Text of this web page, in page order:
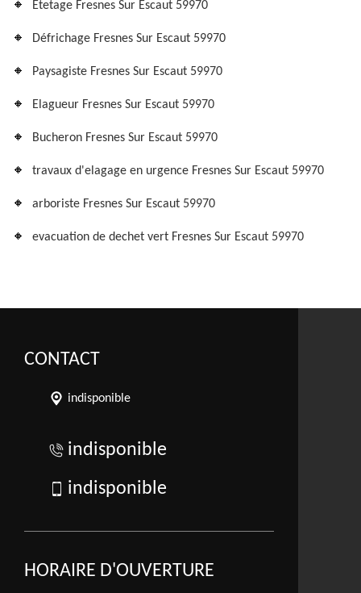
Etetage Fresnes Sur Escaut 59970
Défrichage Fresnes Sur Escaut 59970
Paysagiste Fresnes Sur Escaut 59970
Elagueur Fresnes Sur Escaut 59970
Bucheron Fresnes Sur Escaut 59970
travaux d'elagage en urgence Fresnes Sur Escaut 59970
arboriste Fresnes Sur Escaut 59970
evacuation de dechet vert Fresnes Sur Escaut 59970
CONTACT
indisponible
indisponible
indisponible
HORAIRE D'OUVERTURE